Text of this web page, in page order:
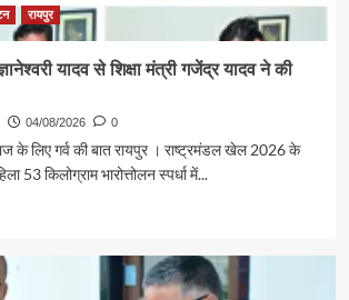
रायपुर
यादव से शिक्षा मंत्री गजेंद्र यादव ने की
04/08/2026 0
के लिए गर्व की बात रायपुर । राष्ट्रमंडल खेल 2026 के
53 किलोग्राम भारोत्तोलन स्पर्धा में...